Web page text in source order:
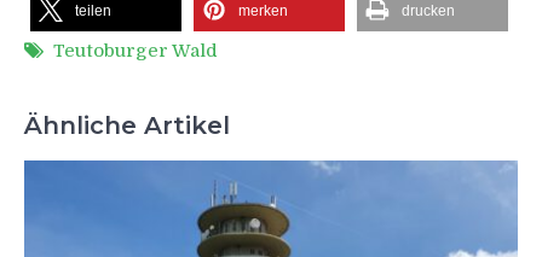
teilen merken drucken
Teutoburger Wald
Ähnliche Artikel